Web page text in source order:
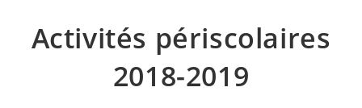
Activités périscolaires
2018-2019